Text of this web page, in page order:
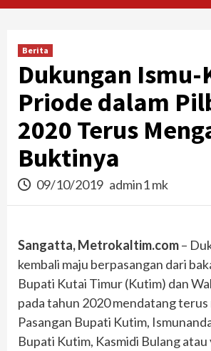
Berita
Dukungan Ismu-
Priode dalam
2020 Terus
Buktinya
09/10/2019 admin1 mk
Sangatta, Metrokaltim.com–
kembali maju berpasangan dari
Bupati Kutai Timur (Kutim) dan
pada tahun 2020 mendatang terus
Pasangan Bupati Kutim,
Bupati Kutim, Kasmidi Bulang